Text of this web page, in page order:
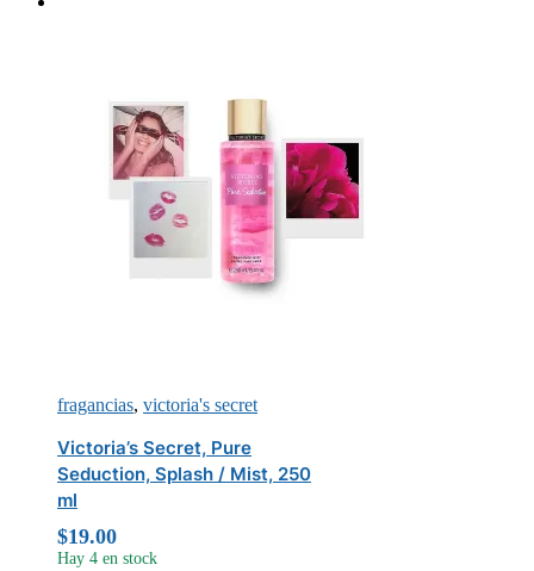
fragancias, victoria's secret
Victoria’s Secret, Pure
Seduction, Splash / Mist, 250
ml
$19.00
Hay 4 en stock